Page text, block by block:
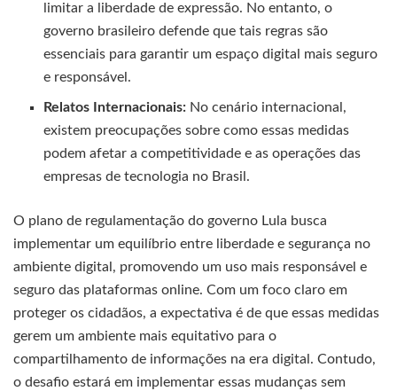
limitar a liberdade de expressão. No entanto, o
governo brasileiro defende que tais regras são
essenciais para garantir um espaço digital mais seguro
e responsável.
Relatos Internacionais: No cenário internacional,
existem preocupações sobre como essas medidas
podem afetar a competitividade e as operações das
empresas de tecnologia no Brasil.
O plano de regulamentação do governo Lula busca
implementar um equilíbrio entre liberdade e segurança no
ambiente digital, promovendo um uso mais responsável e
seguro das plataformas online. Com um foco claro em
proteger os cidadãos, a expectativa é de que essas medidas
gerem um ambiente mais equitativo para o
compartilhamento de informações na era digital. Contudo,
o desafio estará em implementar essas mudanças sem